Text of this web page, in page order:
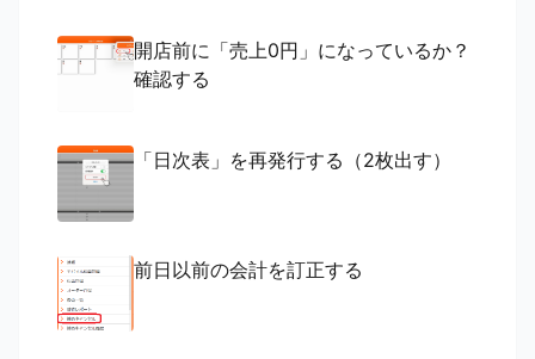
開店前に「売上0円」になっているか？
確認する
「日次表」を再発行する（2枚出す）
前日以前の会計を訂正する